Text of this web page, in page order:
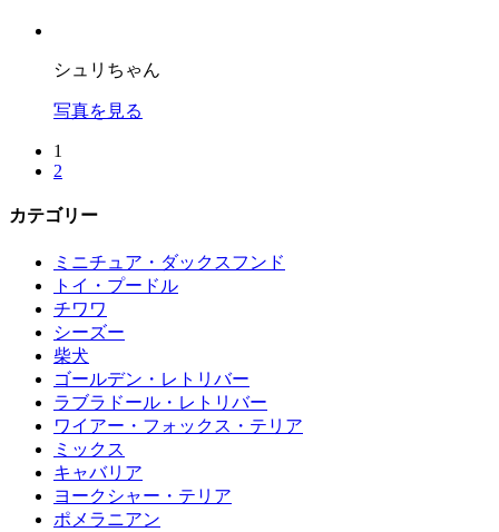
シュリちゃん
写真を見る
1
2
カテゴリー
ミニチュア・ダックスフンド
トイ・プードル
チワワ
シーズー
柴犬
ゴールデン・レトリバー
ラブラドール・レトリバー
ワイアー・フォックス・テリア
ミックス
キャバリア
ヨークシャー・テリア
ポメラニアン